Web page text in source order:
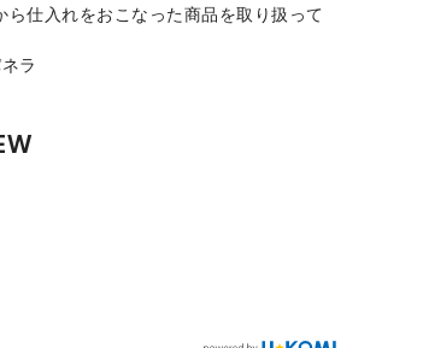
仕入れをおこなった商品を取り扱って
ラ